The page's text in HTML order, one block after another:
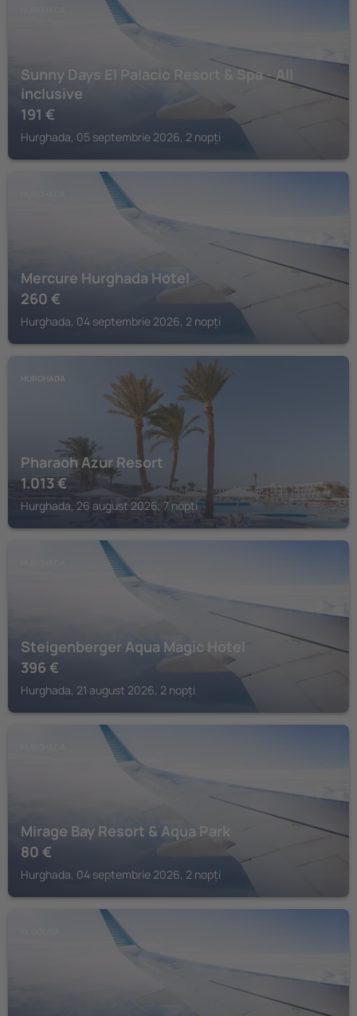
Sunny Days El Palacio Resort & Spa - All
inclusive
191 €
Hurghada, 05 septembrie 2026, 2 nopți
Mercure Hurghada Hotel
260 €
Hurghada, 04 septembrie 2026, 2 nopți
HURGHADA
Pharaoh Azur Resort
1.013 €
Hurghada, 26 august 2026, 7 nopți
Steigenberger Aqua Magic Hotel
396 €
Hurghada, 21 august 2026, 2 nopți
Mirage Bay Resort & Aqua Park
80 €
Hurghada, 04 septembrie 2026, 2 nopți